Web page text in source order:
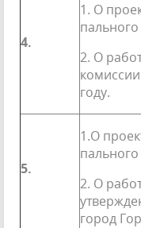
4.
1. О
2. О
году.
5.
1.О
2. О
город